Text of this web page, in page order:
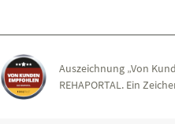
Auszeichnung „Von
REHAPORTAL. Ein